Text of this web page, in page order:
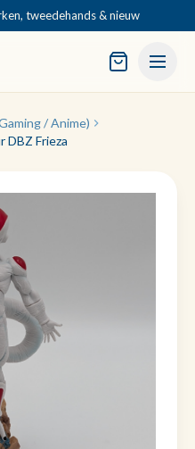
tweedehands & nieuw
/ Anime)
DBZ Frieza